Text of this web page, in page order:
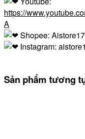
https://
A
Shopee:
Instagram:
Sản phẩm tương